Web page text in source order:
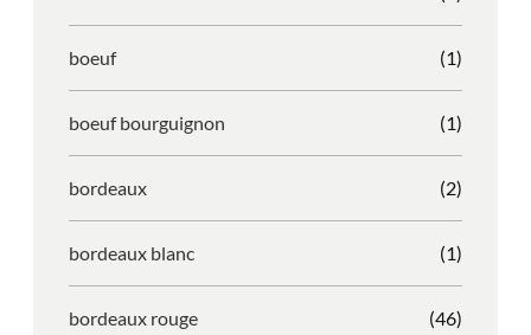
boeuf (1)
boeuf bourguignon (1)
bordeaux (2)
bordeaux blanc (1)
bordeaux rouge (46)